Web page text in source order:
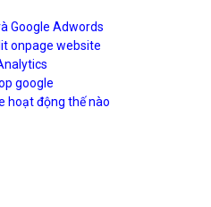
Google Adwords
onpage website
google
hoạt động thế nào